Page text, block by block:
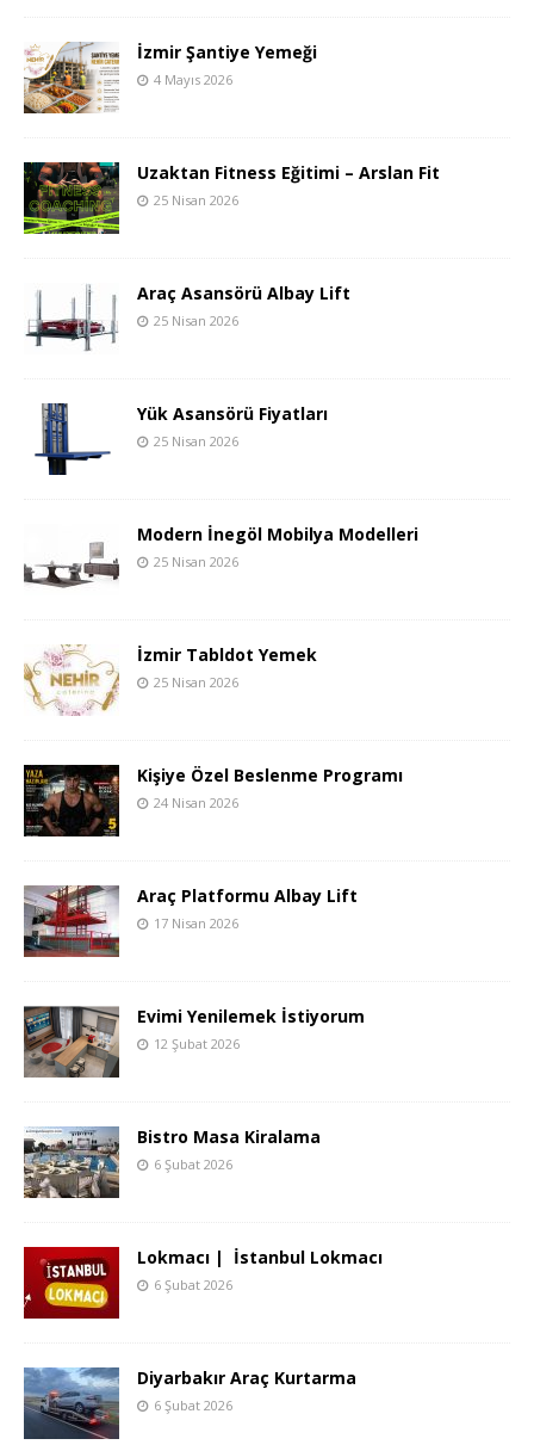
İzmir Şantiye Yemeği
4 Mayıs 2026
Uzaktan Fitness Eğitimi – Arslan Fit
25 Nisan 2026
Araç Asansörü Albay Lift
25 Nisan 2026
Yük Asansörü Fiyatları
25 Nisan 2026
Modern İnegöl Mobilya Modelleri
25 Nisan 2026
İzmir Tabldot Yemek
25 Nisan 2026
Kişiye Özel Beslenme Programı
24 Nisan 2026
Araç Platformu Albay Lift
17 Nisan 2026
Evimi Yenilemek İstiyorum
12 Şubat 2026
Bistro Masa Kiralama
6 Şubat 2026
Lokmacı | İstanbul Lokmacı
6 Şubat 2026
Diyarbakır Araç Kurtarma
6 Şubat 2026